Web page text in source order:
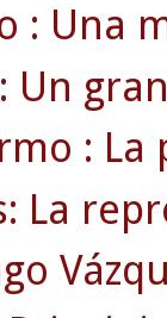
: Una
Un
: La
La